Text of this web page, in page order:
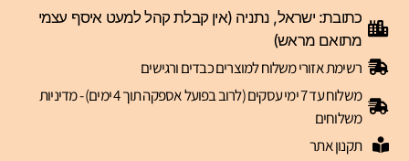
כתובת: ישראל, נתניה (אין קבלת קהל למעט איסף עצמי
מתואם מראש)
רשימת אזורי משלוח למוצרים כבדים ורגישים
משלוח עד 7 ימי עסקים (לרוב בפועל אספקה תוך 4 ימים) - מדיניות
משלוחים
תקנון אתר